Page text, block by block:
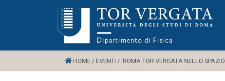
HOME / EVENTI / ROMA TOR VERGATA NELLO SPAZIO